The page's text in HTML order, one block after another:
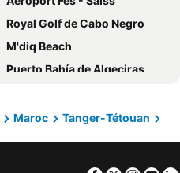
Royal Golf de Cabo Negro
M'diq Beach
Puerto Bahía de Algeciras
Fuengirola
Maroc
Tanger-Tétouan